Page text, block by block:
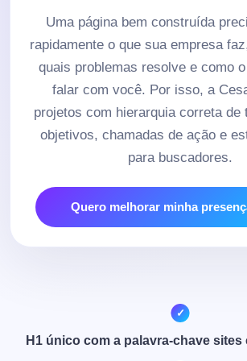
Uma página bem construída
rapidamente o que sua empresa
quais problemas resolve e como
falar com você. Por isso, a
projetos com hierarquia correta de
objetivos, chamadas de ação e
para buscadores.
Quero melhorar minha
H1 único com a palavra-chave sites